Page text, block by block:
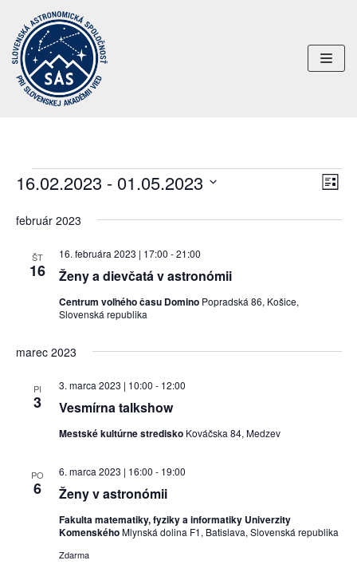
Preskočiť
na
obsah
16.02.2023 - 01.05.2023
dátum.
február 2023
ŠT
16 Ženy a dievčatá v astronómii
16. februára 2023 | 17:00 -21:00
Centrum voľného času Domino Popradská 86, Košice,
Slovenská republika
marec 2023
PI
3 Vesmírna talkshow
3. marca 2023 | 10:00 - 12:00
Mestské kultúrne stredisko Kováčska 84, Medzev
PO
6 Ženy v astronómii
6. marca 2023 | 16:00 - 19:00
Fakulta matematiky, fyziky a informatiky Univerzity
KomenskéhoMlynská dolina F1, Batislava, Slovenská republika
Zdarma